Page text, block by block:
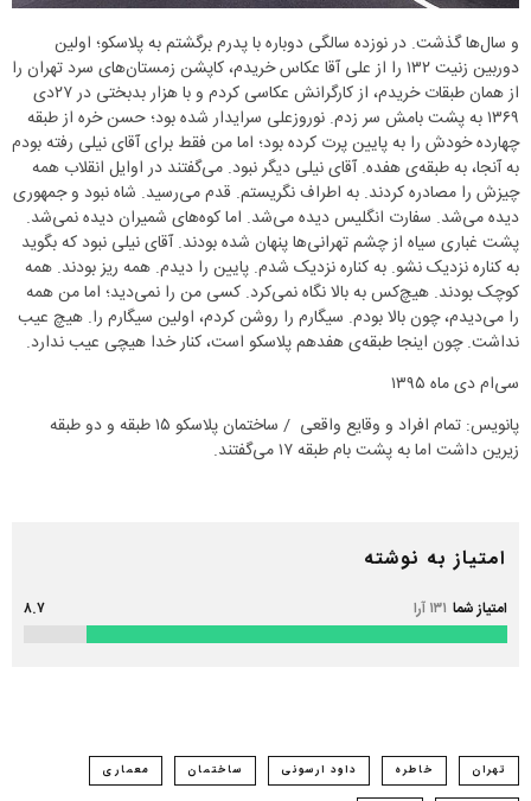
و سال‌ها گذشت. در نوزده سالگی دوباره با پدرم برگشتم به پلاسکو؛ اولین
دوربین زنیت ۱۳۲ را از علی آقا عکاس خریدم، کاپشن زمستان‌های سرد تهران را
از همان طبقات خریدم، از کارگرانش عکاسی کردم و با هزار بدبختی در ۲۷دی
۱۳۶۹ به پشت بامش سر زدم. نوروزعلی سرایدار شده بود؛ حسن خره از طبقه
چهارده خودش را به پایین پرت کرده بود؛ اما من فقط برای آقای نیلی رفته بودم
به آنجا، به طبقه‌ی هفده. آقای نیلی دیگر نبود. می‌گفتند در اوایل انقلاب همه
چیزش را مصادره کردند. به اطراف نگریستم. قدم می‌رسید. شاه نبود و جمهوری
دیده می‌شد. سفارت انگلیس دیده می‌شد. اما کوه‌های شمیران دیده نمی‌شد.
پشت غباری سیاه از چشم تهرانی‌ها پنهان شده بودند. آقای نیلی نبود که بگوید
به کناره نزدیک نشو. به کناره نزدیک شدم. پایین را دیدم. همه ریز بودند. همه
کوچک بودند. هیچ‌کس به بالا نگاه نمی‌کرد. کسی من را نمی‌دید؛ اما من همه
را می‌دیدم، چون بالا بودم. سیگارم را روشن کردم، اولین سیگارم را. هیچ عیب
نداشت. چون اینجا طبقه‌ی هفدهم پلاسکو است، کنار خدا هیچی عیب ندارد.
سی‌ام دی ماه ۱۳۹۵
پانویس:‌ تمام افراد و وقایع واقعی / ساختمان پلاسکو ۱۵ طبقه و دو طبقه
زیرین داشت اما به پشت بام طبقه ۱۷ می‌گفتند.
امتیاز به نوشته
امتیاز شما ۱۳۱ آرا ۸.۷
تهران خاطره داود ارسونی ساختمان معماری